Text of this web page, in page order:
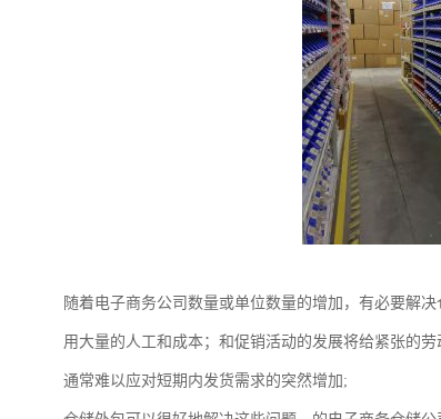
随着电子商务公司数量或单位数量的增加，有必要解
用大量的人工和成本；和促销活动的发展将给紧张的
通常难以应对短期内发货需求的突然增加;